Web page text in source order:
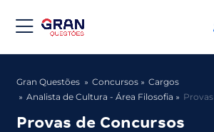
Gran Questões Concursos
Cargos
Analista de Cultura - Área Filosofia
Provas
Provas de Concursos